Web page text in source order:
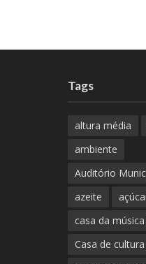
Tags
altura média
ambiente
Auditório
azeite
casa da
Casa de